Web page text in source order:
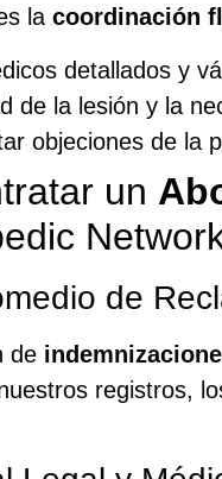
la coordinación
detallados y
de la lesión y la
objeciones de la
un
de
de
registros,